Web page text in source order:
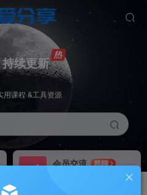
续更新
用课程 &工具资源
会员交流
群聊